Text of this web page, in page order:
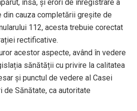
însă, și erori de înregistrare a
din cauza completării greșite de
112, acesta trebuie corectat
rectificative.
acestor aspecte, având în vedere
sănătății cu privire la calitatea
și punctul de vedere al Casei
de Sănătate, ca autoritate